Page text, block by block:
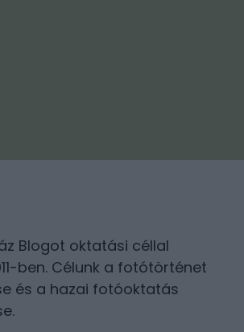
Blogot oktatási céllal
ben. Célunk a fotótörténet
és a hazai fotóoktatás